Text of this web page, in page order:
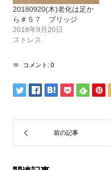
20180920(木)老化は足か
ら＃５７ ブリッジ
2018年9月20日
ストレス
コメント: 0